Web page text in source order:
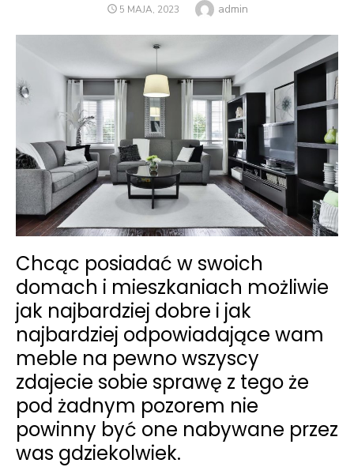
POSTED
5 MAJA, 2023 Author
admin
Chcąc posiadać w swoich
domach i mieszkaniach możliwie
jak najbardziej dobre i jak
najbardziej odpowiadające wam
meble na pewno wszyscy
zdajecie sobie sprawę z tego że
pod żadnym pozorem nie
powinny być one nabywane przez
was gdziekolwiek.